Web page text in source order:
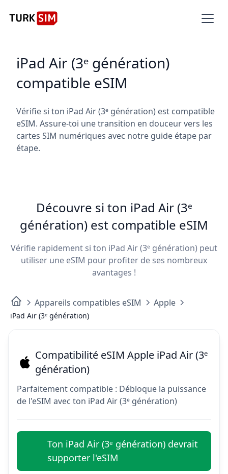
iPad Air (3ᵉ génération)
compatible eSIM
Vérifie si ton iPad Air (3ᵉ génération) est compatible
eSIM. Assure-toi une transition en douceur vers les
cartes SIM numériques avec notre guide étape par
étape.
Découvre si ton iPad Air (3ᵉ
génération) est compatible eSIM
Vérifie rapidement si ton iPad Air (3ᵉ génération) peut
utiliser une eSIM pour profiter de ses nombreux
avantages !
Appareils compatibles eSIM Apple
iPad Air (3ᵉ génération)
Compatibilité eSIM Apple iPad Air (3ᵉ
génération)
Parfaitement compatible : Débloque la puissance
de l'eSIM avec ton iPad Air (3ᵉ génération)
Ton iPad Air (3ᵉ génération) devrait
supporter l'eSIM